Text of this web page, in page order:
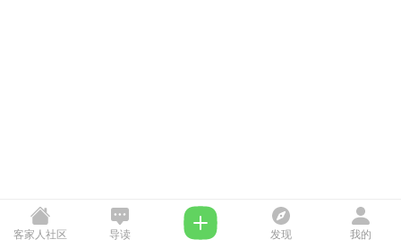
客家人社区 导读 发现 我的